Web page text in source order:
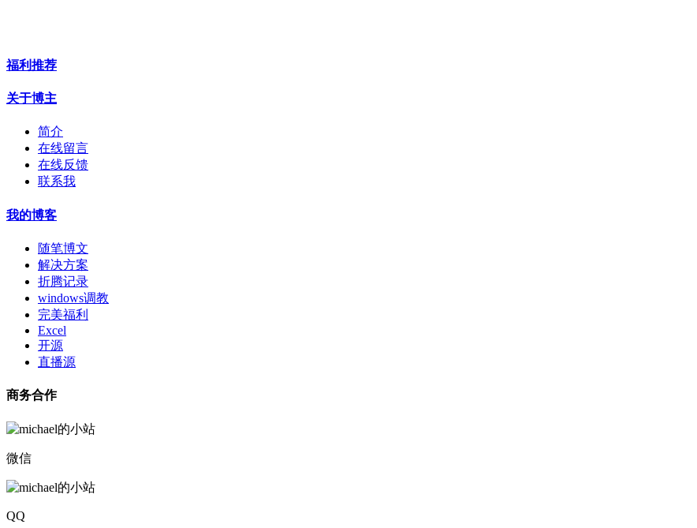
福利推荐
关于博主
简介
在线留言
在线反馈
联系我
我的博客
随笔博文
解决方案
折腾记录
windows调教
完美福利
Excel
开源
直播源
商务合作
微信
QQ